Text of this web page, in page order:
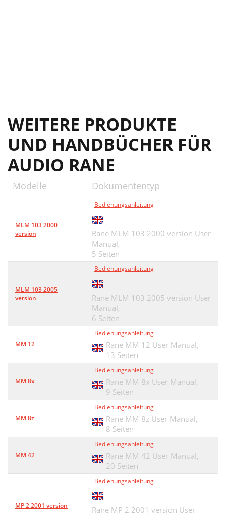
WEITERE PRODUKTE
UND HANDBÜCHER FÜR
AUDIO RANE
Modelle Dokumententyp
MLM 103 2000
version
Bedienungsanleitung
Rane MLM 103 2000 version User
Manual,
5 Seiten
MLM 103 2005
version
Bedienungsanleitung
Rane MLM 103 2005 version User
Manual,
6 Seiten
MM 12
Bedienungsanleitung
Rane MM 12 User Manual,
13 Seiten
MM 8x
Bedienungsanleitung
Rane MM 8x User Manual,
9 Seiten
MM 8z
Bedienungsanleitung
Rane MM 8z User Manual,
8 Seiten
MM 42
Bedienungsanleitung
Rane MM 42 User Manual,
20 Seiten
MP 2 2001 version
Bedienungsanleitung
Rane MP 2 2001 version User